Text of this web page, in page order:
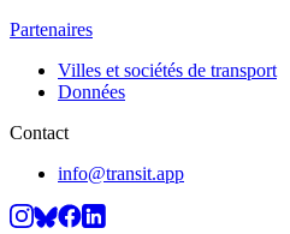
Partenaires
Villes et sociétés de transport
Données
Contact
info@transit.app